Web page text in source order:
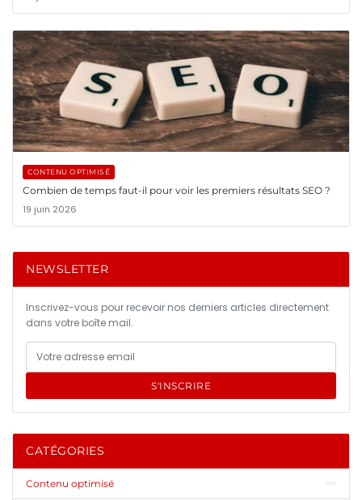
CONTENU OPTIMISÉ
Combien de temps faut-il pour voir les premiers résultats SEO ?
19 juin 2026
NEWSLETTER
Inscrivez-vous pour recevoir nos derniers articles directement
dans votre boîte mail.
S'INSCRIRE
CATÉGORIES
Contenu optimisé